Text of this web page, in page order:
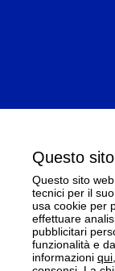
Questo
Questo sito
tecnici per il
usa cookie per
effettuare
pubblicitari
funzionalità e
informazioni qui